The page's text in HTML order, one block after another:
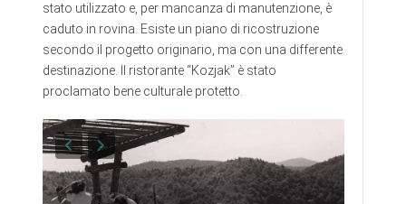
stato utilizzato e, per mancanza di manutenzione, è
caduto in rovina. Esiste un piano di ricostruzione
secondo il progetto originario, ma con una differente
destinazione. Il ristorante “Kozjak” è stato
proclamato bene culturale protetto.